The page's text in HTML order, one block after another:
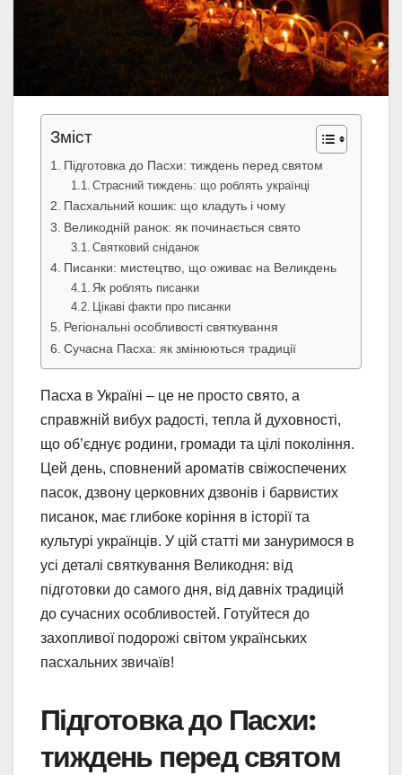
Зміст
Підготовка до Пасхи: тиждень перед святом
Страсний тиждень: що роблять українці
Пасхальний кошик: що кладуть і чому
Великодній ранок: як починається свято
Святковий сніданок
Писанки: мистецтво, що оживає на Великдень
Як роблять писанки
Цікаві факти про писанки
Регіональні особливості святкування
Сучасна Пасха: як змінюються традиції
Пасха в Україні – це не просто свято, а
справжній вибух радості, тепла й духовності,
що об’єднує родини, громади та цілі покоління.
Цей день, сповнений ароматів свіжоспечених
пасок, дзвону церковних дзвонів і барвистих
писанок, має глибоке коріння в історії та
культурі українців. У цій статті ми зануримося в
усі деталі святкування Великодня: від
підготовки до самого дня, від давніх традицій
до сучасних особливостей. Готуйтеся до
захопливої подорожі світом українських
пасхальних звичаїв!
Підготовка до Пасхи:
тиждень перед святом